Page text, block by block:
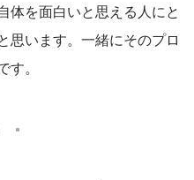
体を面白いと思える人にと
思います。一緒にそのプロ
。